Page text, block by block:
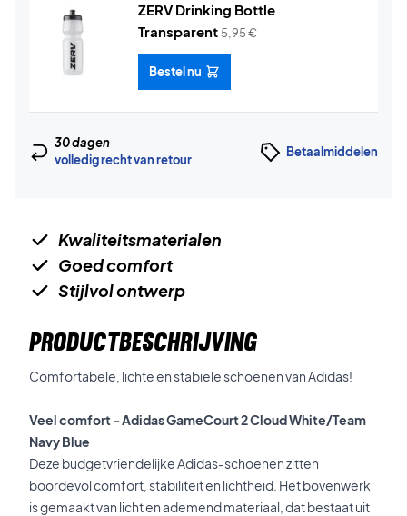
ZERV Drinking Bottle
Transparent 5,95€
Bestel nu
30 dagen
volledig recht van retour
Betaalmiddelen
Kwaliteitsmaterialen
Goed comfort
Stijlvol ontwerp
PRODUCTBESCHRIJVING
Comfortabele, lichte en stabiele schoenen van Adidas!
Veel comfort - Adidas GameCourt 2 Cloud White/Team
Navy Blue
Deze budgetvriendelijke Adidas-schoenen zitten
boordevol comfort, stabiliteit en lichtheid. Het bovenwerk
is gemaakt van licht en ademend materiaal, dat bestaat uit